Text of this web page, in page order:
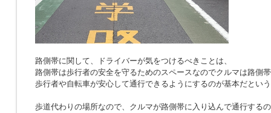
路側帯に関して、ドライバーが気をつけるべきことは、
路側帯は歩行者の安全を守るためのスペースなのでクルマは路側
歩行者や自転車が安心して通行できるようにするのが基本だとい
歩道代わりの場所なので、クルマが路側帯に入り込んで通行する